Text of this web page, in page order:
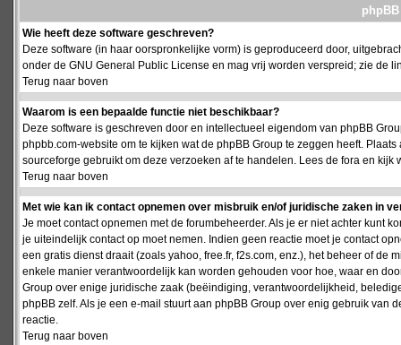
Wie heeft deze software geschreven?
Deze software (in haar oorspronkelijke vorm) is geproduceerd door,
onder de GNU General Public License en mag vrij worden verspreid; zie de
Terug naar boven
Waarom is een bepaalde functie niet beschikbaar?
Deze software is geschreven door en intellectueel eigendom van phpBB
phpbb.com-website om te kijken wat de phpBB Group te zeggen heeft.
sourceforge gebruikt om deze verzoeken af te handelen. Lees de fora en
Terug naar boven
Met wie kan ik contact opnemen over misbruik en/of juridische zaken in
Je moet contact opnemen met de forumbeheerder. Als je er niet achter kunt
je uiteindelijk contact op moet nemen. Indien geen reactie moet je contact
een gratis dienst draait (zoals yahoo, free.fr, f2s.com, enz.), het beheer of
enkele manier verantwoordelijk kan worden gehouden voor hoe, waar en
Group over enige juridische zaak (beëindiging, verantwoordelijkheid,
phpBB zelf. Als je een e-mail stuurt aan phpBB Group over enig gebruik
reactie.
Terug naar boven